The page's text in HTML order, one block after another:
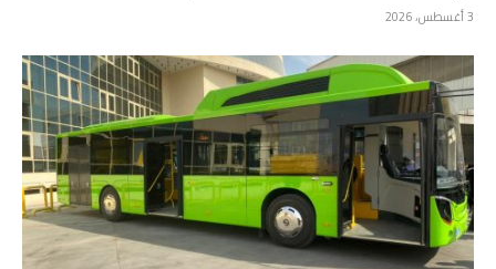
3 أغسطس، 2026